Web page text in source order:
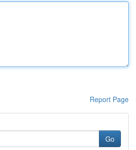
Report Page
Go